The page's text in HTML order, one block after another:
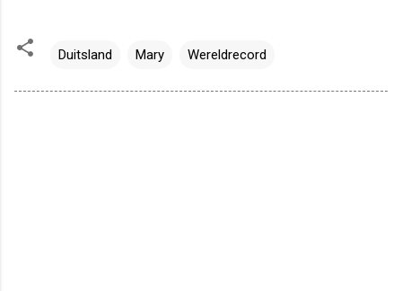
Duitsland Mary Wereldrecord